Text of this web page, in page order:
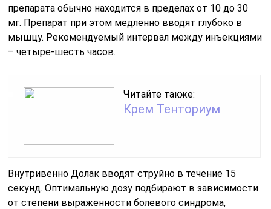
препарата обычно находится в пределах от 10 до 30
мг. Препарат при этом медленно вводят глубоко в
мышцу. Рекомендуемый интервал между инъекциями
– четыре-шесть часов.
Читайте также:
Крем Тенториум
Внутривенно Долак вводят струйно в течение 15
секунд. Оптимальную дозу подбирают в зависимости
от степени выраженности болевого синдрома,